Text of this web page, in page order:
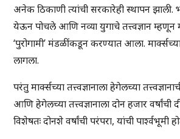
अनेक ठिकाणी त्यांची सरकारेही स्थापन झाली.
येऊन पोचले आणि नव्या युगाचे तत्त्वज्ञान म्हणून
‘पुरोगामी’ मंडळींकडून करण्यात आला.
लागला.
परंतु मार्क्सच्या तत्त्वज्ञानाला हेगेलच्या
आणि हेगेलच्या तत्त्वज्ञानाला दोन हजार वर्षांची
विशेषतः दोनशे वर्षांची परंपरा, यांची पार्श्वभूमी